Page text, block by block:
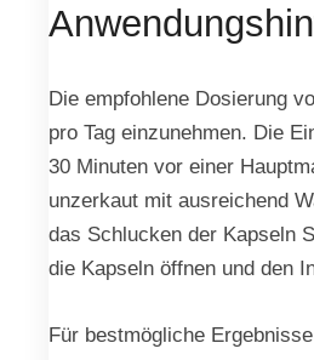
Die empfohlene Dosierung
pro Tag einzunehmen. Die
30 Minuten vor einer
unzerkaut mit ausreichend
das Schlucken der Kapseln
die Kapseln öffnen und den
Für bestmögliche